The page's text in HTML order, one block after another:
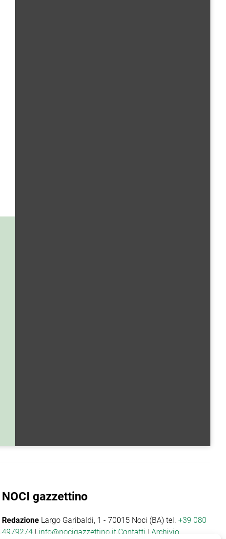
NOCI gazzettino
Redazione Largo Garibaldi, 1 - 70015 Noci (BA) tel.+39 080
4979274 | info@nocigazzettino.it Contatti | Archivio